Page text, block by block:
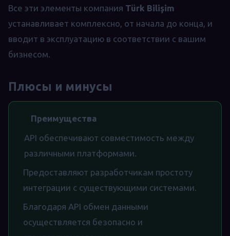
Все эти элементы компания Türk Bilişim
устанавливает комплексно, от начала до конца, и
вводит в эксплуатацию в соответствии с вашим
бизнесом.
Плюсы и минусы
Преимущества
API обеспечивают совместимость между
различными платформами.
Предоставляют разработчикам простоту
интеграции с существующими системами.
Благодаря API обмен данными
осуществляется безопасно и